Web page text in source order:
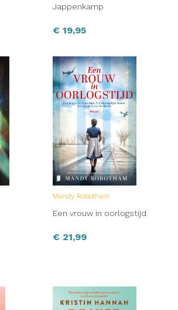
Jappenkamp
€ 19,95
Mandy Robotham
Een vrouw in oorlogstijd
€ 21,99